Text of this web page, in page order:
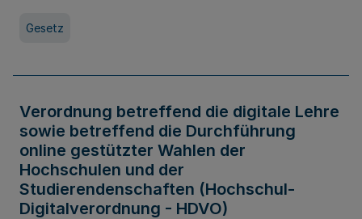
Gesetz
Verordnung betreffend die digitale Lehre
sowie betreffend die Durchführung
online gestützter Wahlen der
Hochschulen und der
Studierendenschaften (Hochschul-
Digitalverordnung - HDVO)